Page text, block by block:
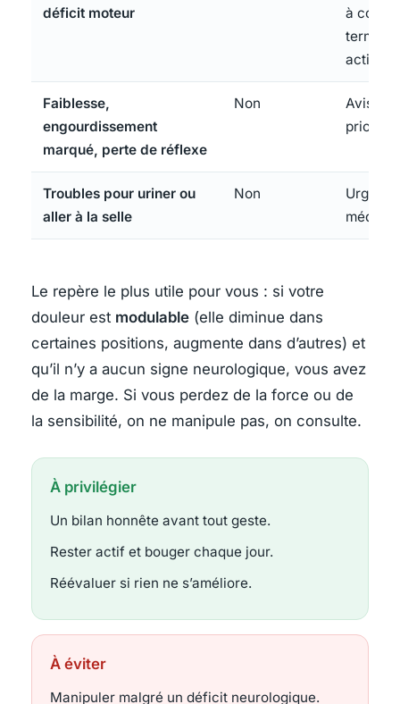
déficit moteur
à court
terme,
actif
Faiblesse,
engourdissement
marqué, perte de réflexe
Non
Avis
Troubles pour uriner ou
aller à la selle
Non
Urgence
Le repère le plus utile pour vous : si votre
douleur est modulable (elle diminue dans
certaines positions, augmente dans d’autres) et
qu’il n’y a aucun signe neurologique, vous avez
de la marge. Si vous perdez de la force ou de
la sensibilité, on ne manipule pas, on consulte.
À privilégier
Un bilan honnête avant tout geste.
Rester actif et bouger chaque jour.
Réévaluer si rien ne s’améliore.
À éviter
Manipuler malgré un déficit neurologique.